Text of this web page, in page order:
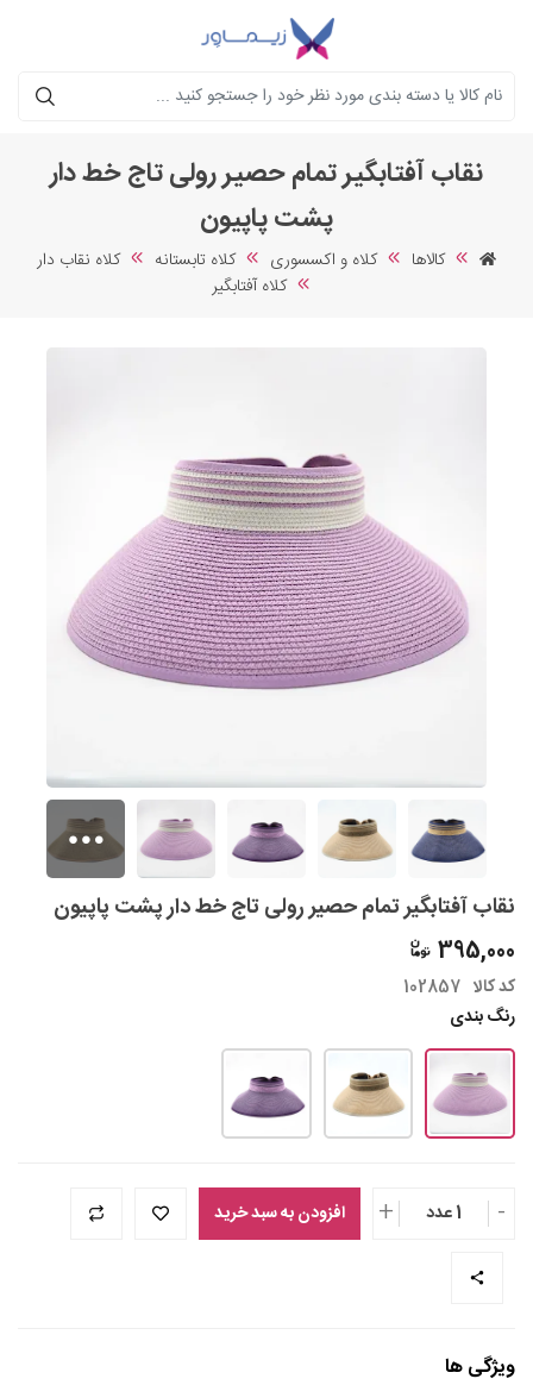
جستجو
نقاب آفتابگیر تمام حصیر رولی تاج خط دار
پشت پاپیون
کالاها کلاه و اکسسوری کلاه تابستانه
کلاه نقاب دار
کلاه آفتابگیر
نقاب آفتابگیر تمام حصیر رولی تاج خط دار پشت پاپیون
395,000
کد کالا 102857
رنگ بندی
- 1 عدد + افزودن به سبد خرید
ویژگی ها